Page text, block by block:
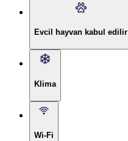
Evcil hayvan kabul edilir
Klima
Wi-Fi